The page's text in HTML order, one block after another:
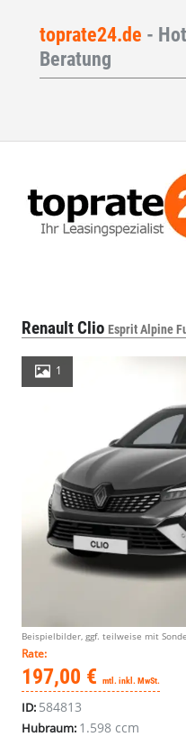
toprate24.de -
Beratung
Renault Clio Esprit Alpine
1
Beispielbilder, ggf. teilweise mit
Rate:
197,00 € mtl. inkl. MwSt.
ID: 584813
Hubraum: 1.598 ccm